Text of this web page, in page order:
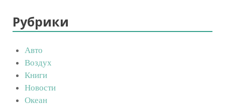
Рубрики
Авто
Воздух
Книги
Новости
Океан